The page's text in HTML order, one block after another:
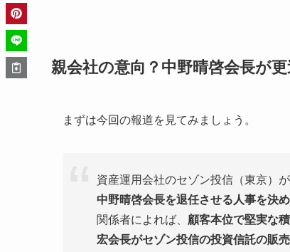
親会社の意向？中野晴啓会長が更
まずは今回の報道を見てみましょう。
資産運用会社のセゾン投信（東京）
中野晴啓会長を退任させる人事を決
関係者によれば、 顧客本位で堅実な
宏会長がセゾン投信の投資信託の販